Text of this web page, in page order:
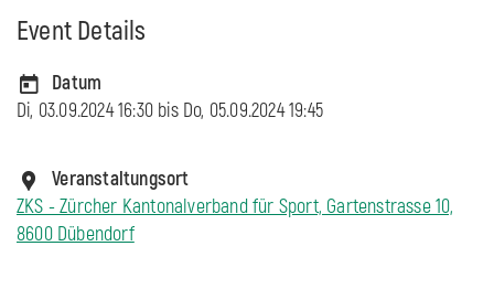
Event Details
Datum
Di, 03.09.2024 16:30 bis Do, 05.09.2024 19:45
Veranstaltungsort
ZKS - Zürcher Kantonalverband für Sport, Gartenstrasse 10,
8600 Dübendorf